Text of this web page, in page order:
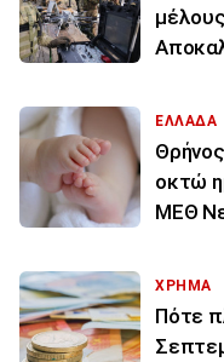
ΕΛΛΑΔΑ
οκτώ
ΜΕΘ
ΧΡΗΜΑ
Πότε